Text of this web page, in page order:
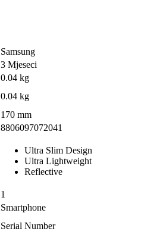
Samsung
3 Mjeseci
0.04 kg
0.04 kg
170 mm
8806097072041
Ultra Slim Design
Ultra Lightweight
Reflective
1
Smartphone
Serial Number